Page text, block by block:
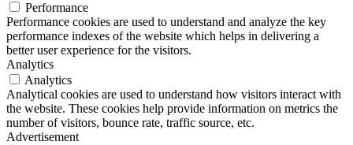
Performance
Performance cookies are used to understand and analyze the key
performance indexes of the website which helps in delivering a
better user experience for the visitors.
Analytics
Analytics
Analytical cookies are used to understand how visitors interact with
the website. These cookies help provide information on metrics the
number of visitors, bounce rate, traffic source, etc.
Advertisement